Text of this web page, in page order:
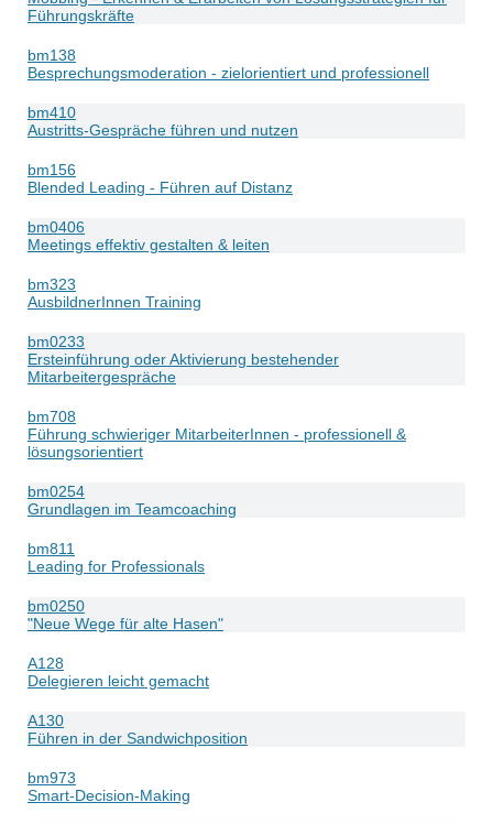
Führungskräfte
bm138
Besprechungsmoderation - zielorientiert und professionell
bm410
Austritts-Gespräche führen und nutzen
bm156
Blended Leading - Führen auf Distanz
bm0406
Meetings effektiv gestalten & leiten
bm323
AusbildnerInnen Training
bm0233
Ersteinführung oder Aktivierung bestehender
Mitarbeitergespräche
bm708
Führung schwieriger MitarbeiterInnen - professionell &
lösungsorientiert
bm0254
Grundlagen im Teamcoaching
bm811
Leading for Professionals
bm0250
"Neue Wege für alte Hasen"
A128
Delegieren leicht gemacht
A130
Führen in der Sandwichposition
bm973
Smart-Decision-Making